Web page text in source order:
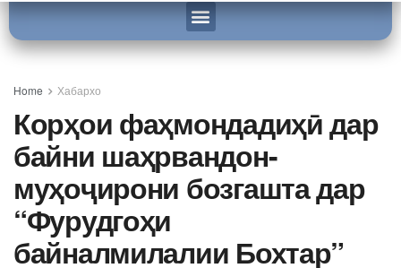
Home Хабархо
Корҳои фаҳмондадиҳӣ дар
байни шаҳрвандон-
муҳоҷирони бозгашта дар
“Фурудгоҳи
байналмилалии Бохтар”